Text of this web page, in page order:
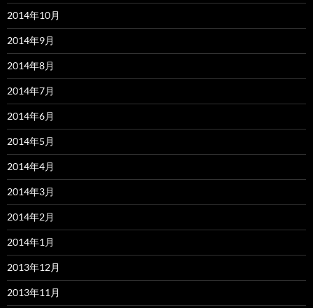
2014年10月
2014年9月
2014年8月
2014年7月
2014年6月
2014年5月
2014年4月
2014年3月
2014年2月
2014年1月
2013年12月
2013年11月